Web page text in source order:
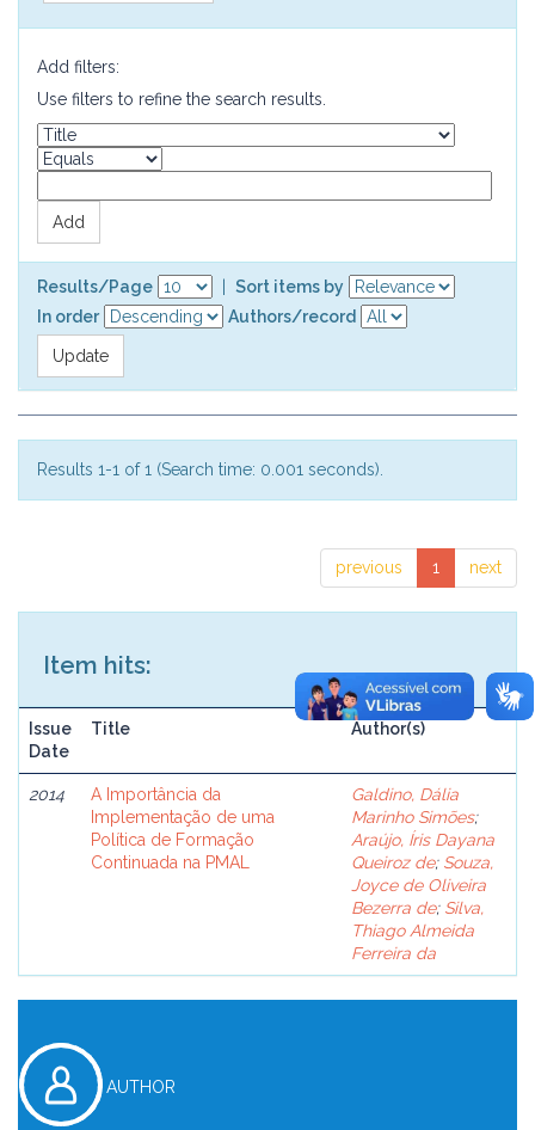
Add filters:
Use filters to refine the search results.
Results/Page
Sort items by
In order
Authors/record
Results 1-1 of 1 (Search time: 0.001 seconds).
previous 1 next
Item hits:
Issue
Date
Title Author(s)
2014
A Importância da
Implementação de uma
Política de Formação
Continuada na PMAL
Galdino, Dália
Marinho Simões;
Araújo, Íris Dayana
Queiroz de; Souza,
Joyce de Oliveira
Bezerra de; Silva,
Thiago Almeida
Ferreira da
AUTHOR